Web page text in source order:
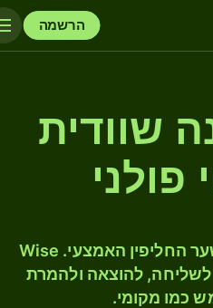
הרשמה
שוודית
פולני
המירו SEK ל- PLN לפי שער החליפין האמצעי. Wise
להוצאה ולהמרת
כמו מקומי.